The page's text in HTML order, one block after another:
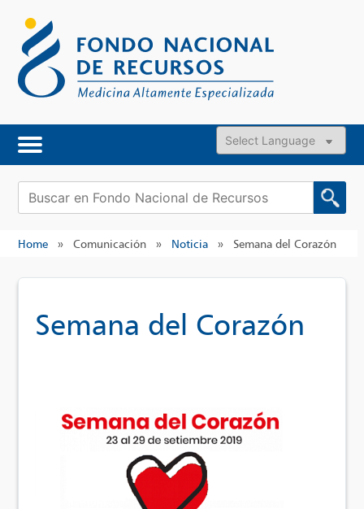
content
Powered by
Buscar:
Home » Comunicación » Noticia » Semana del Corazón
Semana del Corazón